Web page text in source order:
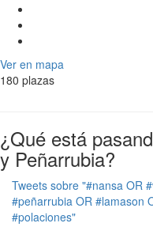
Ver en mapa
180 plazas
¿Qué está
y Peñarrubia?
Tweets sobre "#nansa OR
#peñarrubia OR #lamason
#polaciones"